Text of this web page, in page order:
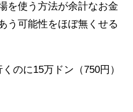
を使う方法が余計なお金
う可能性をほぼ無くせる
のに15万ドン（750円）